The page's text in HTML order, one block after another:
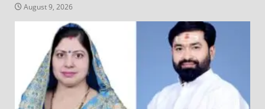
August 9, 2026